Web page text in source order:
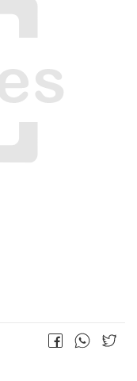
મિત્ર છે
આપી સકુ અહીંયા....